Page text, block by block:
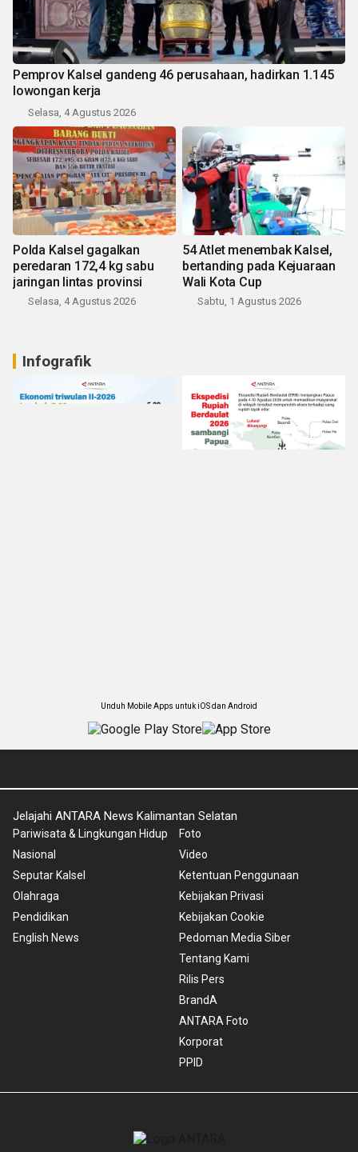
Pemprov Kalsel gandeng 46 perusahaan, hadirkan 1.145
lowongan kerja
Selasa, 4 Agustus 2026
Polda Kalsel gagalkan
peredaran 172,4 kg sabu
jaringan lintas provinsi
Selasa, 4 Agustus 2026
54 Atlet menembak Kalsel,
bertanding pada Kejuaraan
Wali Kota Cup
Sabtu, 1 Agustus 2026
Infografik
Unduh Mobile Apps untuk iOS dan Android
Jelajahi ANTARA News Kalimantan Selatan
Pariwisata & Lingkungan Hidup
Nasional
Seputar Kalsel
Olahraga
Pendidikan
English News
Foto
Video
Ketentuan Penggunaan
Kebijakan Privasi
Kebijakan Cookie
Pedoman Media Siber
Tentang Kami
Rilis Pers
BrandA
ANTARA Foto
Korporat
PPID